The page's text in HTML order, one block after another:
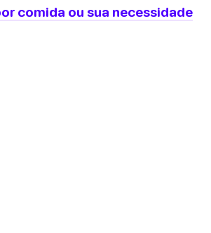
comida ou sua necessidade